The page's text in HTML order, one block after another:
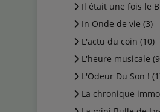
Il était une fois le
In Onde de vie (3)
L'actu du coin (10)
L'heure musicale
L'Odeur Du Son !
La chronique